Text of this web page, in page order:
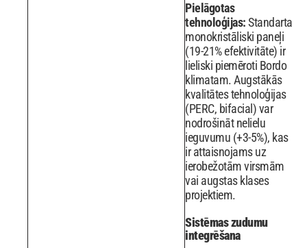
Pielāgotas
tehnoloģijas:Standarta
monokristāliski paneļi
(19-21% efektivitāte) ir
lieliski piemēroti Bordo
klimatam. Augstākās
kvalitātes tehnoloģijas
(PERC, bifacial) var
nodrošināt nelielu
ieguvumu (+3-5%), kas
ir attaisnojams uz
ierobežotām virsmām
vai augstas klases
projektiem.
Sistēmas zudumu
integrēšana